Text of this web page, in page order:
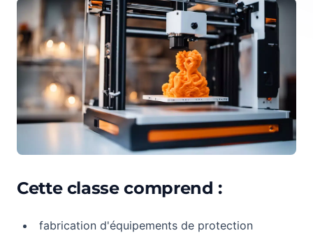
Cette classe comprend :
fabrication d'équipements de protection